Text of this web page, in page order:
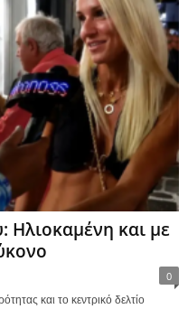
Ηλιοκαμένη και με
0
και το κεντρικό δελτίο